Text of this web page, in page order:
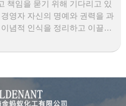
.
책임을 묻기 위해 기다리고 있
영자 자신의 명예와 권력을 과
념적 인식을 정리하고 이끌어
것입니다. 왜냐하면 이념적 인
이 결과를 결정하기 때문입니